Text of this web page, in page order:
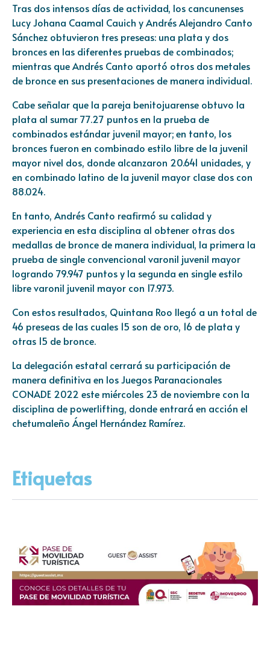
Tras dos intensos días de actividad, los cancunenses
Lucy Johana Caamal Cauich y Andrés Alejandro Canto
Sánchez obtuvieron tres preseas: una plata y dos
bronces en las diferentes pruebas de combinados;
mientras que Andrés Canto aportó otros dos metales
de bronce en sus presentaciones de manera individual.
Cabe señalar que la pareja benitojuarense obtuvo la
plata al sumar 77.27 puntos en la prueba de
combinados estándar juvenil mayor; en tanto, los
bronces fueron en combinado estilo libre de la juvenil
mayor nivel dos, donde alcanzaron 20.641 unidades, y
en combinado latino de la juvenil mayor clase dos con
88.024.
En tanto, Andrés Canto reafirmó su calidad y
experiencia en esta disciplina al obtener otras dos
medallas de bronce de manera individual, la primera la
prueba de single convencional varonil juvenil mayor
logrando 79.947 puntos y la segunda en single estilo
libre varonil juvenil mayor con 17.973.
Con estos resultados, Quintana Roo llegó a un total de
46 preseas de las cuales 15 son de oro, 16 de plata y
otras 15 de bronce.
La delegación estatal cerrará su participación de
manera definitiva en los Juegos Paranacionales
CONADE 2022 este miércoles 23 de noviembre con la
disciplina de powerlifting, donde entrará en acción el
chetumaleño Ángel Hernández Ramírez.
Etiquetas